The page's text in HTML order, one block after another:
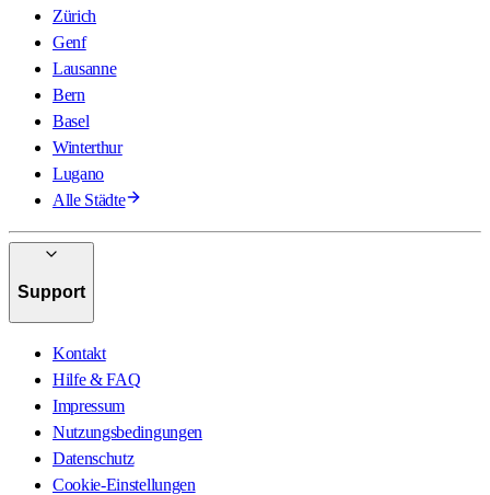
Zürich
Genf
Lausanne
Bern
Basel
Winterthur
Lugano
Alle Städte
Support
Kontakt
Hilfe & FAQ
Impressum
Nutzungsbedingungen
Datenschutz
Cookie-Einstellungen